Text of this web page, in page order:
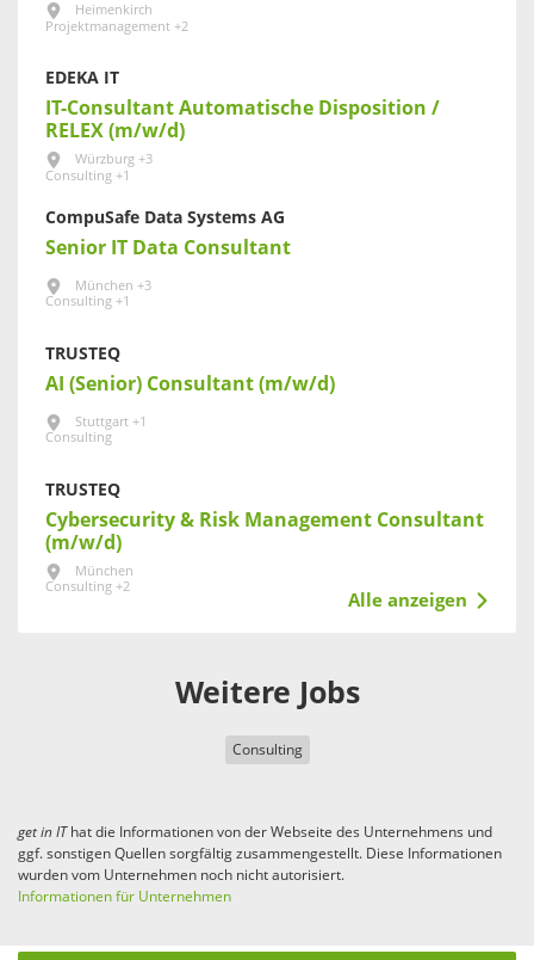
Heimenkirch
Projektmanagement +2
EDEKA IT
IT-​​Consultant Automatische Disposition​ /
RELEX (m/w/d)
Würzburg +3
Consulting +1
CompuSafe Data Systems AG
Senior IT Data Consultant
München +3
Consulting +1
TRUSTEQ
AI (Senior) Consultant (m/w/d)
Stuttgart +1
Consulting
TRUSTEQ
Cybersecurity & Risk Management Consultant
(m/w/d)
München
Consulting +2
Alle anzeigen
Weitere Jobs
Consulting
get in IThat die Informationen von der Webseite des Unternehmens und
ggf. sonstigen Quellen sorgfältig zusammengestellt. Diese Informationen
wurden vom Unternehmen noch nicht autorisiert.
Informationen für Unternehmen